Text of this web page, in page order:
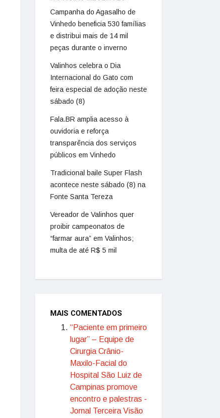
Campanha do Agasalho de
Vinhedo beneficia 530 famílias
e distribui mais de 14 mil
peças durante o inverno
Valinhos celebra o Dia
Internacional do Gato com
feira especial de adoção neste
sábado (8)
Fala.BR amplia acesso à
ouvidoria e reforça
transparência dos serviços
públicos em Vinhedo
Tradicional baile Super Flash
acontece neste sábado (8) na
Fonte Santa Tereza
Vereador de Valinhos quer
proibir campeonatos de
“farmar aura” em Valinhos;
multa de até R$ 5 mil
MAIS COMENTADOS
“Paciente em primeiro
lugar” – Equipe de
Cirurgia Crânio-
Maxilo-Facial do
Hospital São Luiz de
Campinas promove
encontro e palestras -
Jornal Terceira Visão